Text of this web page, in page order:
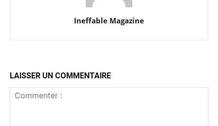
Ineffable Magazine
LAISSER UN COMMENTAIRE